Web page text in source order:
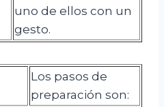
uno de ellos con un
gesto.
Los pasos de
preparación son: